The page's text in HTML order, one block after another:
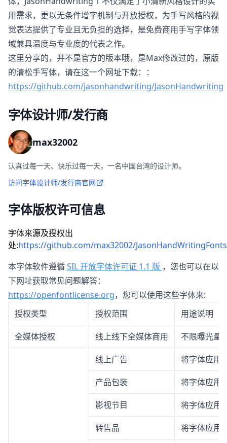
用需求，更以无条件增字机制与开放授权，为手写风格的视
觉表达提供了专业且无负担的选择，是免费商用手写字体领
域兼具温度与专业度的代表之作。
这里分享的，并不是官方的版本哦，是Max修改过的，原版
的清松手写体，请在这一个网址下载：：
https://github.com/jasonhandwriting/JasonHandwriting
字体设计师/发行商
max32002
认真过每一天、快乐过每一天，一名中国台湾的设计师。
访问字体设计师/发行商官网
字体版权许可信息
字体来源及授权出
处:https://github.com/max32002/JasonHandWritingFonts
本字体软件遵循SIL 开放字体许可证 1.1 版 ，您也可以在以
下网址获取常见问题解答：
https://openfontlicense.org，您可以使用这些字体来:
授权类型
授权范围 用途说明
全媒体授权 线上线下全媒体商用 不限曝光量
线上广告 将字体应用
产品包装 将字体应用
影视节目 将字体应用
转售品 将字体应用